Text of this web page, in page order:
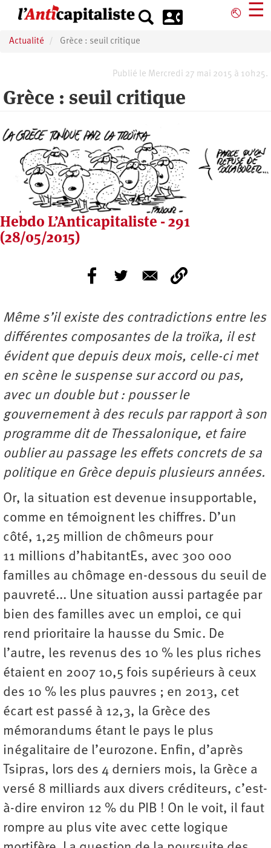
principal
⎋ ☰
Actualité Grèce : seuil critique
Publié le Mercredi 27 mai 2015 à 10h25.
Grèce : seuil critique
Hebdo L’Anticapitaliste - 291
(28/05/2015)
Même s’il existe des contradictions entre les
différentes composantes de la troïka, il est
évident que depuis deux mois, celle-ci met
en scène le suspense sur accord ou pas,
avec un double but : pousser le
gouvernement à des reculs par rapport à son
programme dit de Thessalonique, et faire
oublier au passage les effets concrets de sa
politique en Grèce depuis plusieurs années.
Or, la situation est devenue insupportable,
comme en témoignent les chiffres. D’un
côté, 1,25 million de chômeurs pour
11 millions d’habitantEs, avec 300 000
familles au chômage en-dessous du seuil de
pauvreté... Une situation aussi partagée par
bien des familles avec un emploi, ce qui
rend prioritaire la hausse du Smic. De
l’autre, les revenus des 10 % les plus riches
étaient en 2007 10,5 fois supérieurs à ceux
des 10 % les plus pauvres ; en 2013, cet
écart est passé à 12,3, la Grèce des
mémorandums étant le pays le plus
inégalitaire de l’eurozone. Enfin, d’après
Tsipras, lors des 4 derniers mois, la Grèce a
versé 8 milliards aux divers créditeurs, c’est-
à-dire environ 12 % du PIB ! On le voit, il faut
rompre au plus vite avec cette logique